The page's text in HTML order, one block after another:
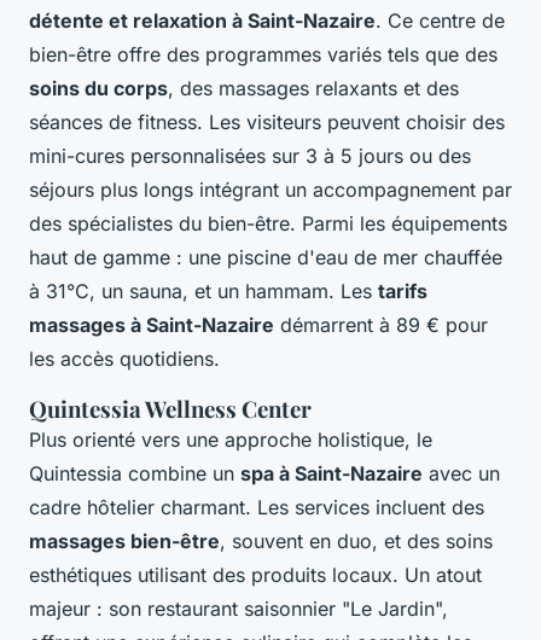
détente et relaxation à Saint-Nazaire. Ce centre de
bien-être offre des programmes variés tels que des
soins du corps, des massages relaxants et des
séances de fitness. Les visiteurs peuvent choisir des
mini-cures personnalisées sur 3 à 5 jours ou des
séjours plus longs intégrant un accompagnement par
des spécialistes du bien-être. Parmi les équipements
haut de gamme : une piscine d'eau de mer chauffée
à 31°C, un sauna, et un hammam. Les tarifs
massages à Saint-Nazaire démarrent à 89 € pour
les accès quotidiens.
Quintessia Wellness Center
Plus orienté vers une approche holistique, le
Quintessia combine un spa à Saint-Nazaire avec un
cadre hôtelier charmant. Les services incluent des
massages bien-être, souvent en duo, et des soins
esthétiques utilisant des produits locaux. Un atout
majeur : son restaurant saisonnier "Le Jardin",